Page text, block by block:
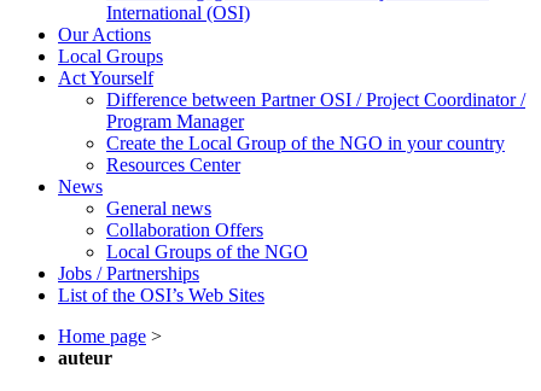
International (OSI)
Our Actions
Local Groups
Act Yourself
Difference between Partner OSI / Project Coordinator /
Program Manager
Create the Local Group of the NGO in your country
Resources Center
News
General news
Collaboration Offers
Local Groups of the NGO
Jobs / Partnerships
List of the OSI’s Web Sites
Home page >
auteur